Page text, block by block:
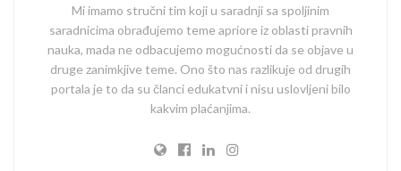
Mi imamo stručni tim koji u saradnji sa spoljinim
saradnicima obrađujemo teme apriore iz oblasti pravnih
nauka, mada ne odbacujemo mogućnosti da se objave u
druge zanimkjive teme. Ono što nas razlikuje od drugih
portala je to da su članci edukatvni i nisu uslovljeni bilo
kakvim plaćanjima.